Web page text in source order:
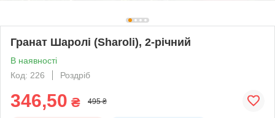
Гранат Шаролі (Sharoli), 2-річний
В наявності
Код: 226
Роздріб
346,50 ₴ 495 ₴